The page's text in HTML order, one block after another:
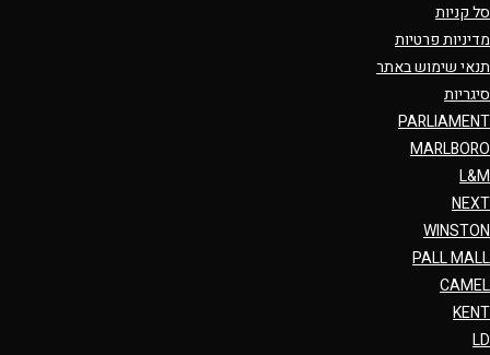
סל קניות
מדיניות פרטיות
תנאי שימוש באתר
סיגריות
PARLIAMENT
MARLBORO
L&M
NEXT
WINSTON
PALL MALL
CAMEL
KENT
LD